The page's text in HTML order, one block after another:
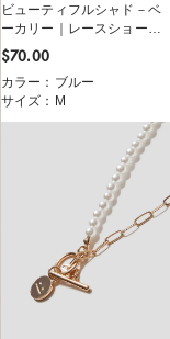
ビューティフルシャド－ベ
ーカリー｜レースショート
ブルゾン
$‌70.00
カラー：ブルー
サイズ：M